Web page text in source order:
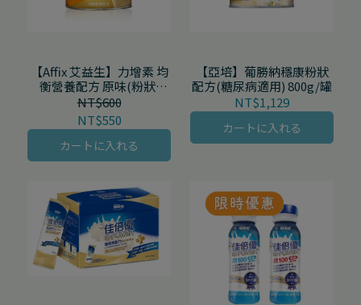
【Affix 艾益生】力增素 均
衡營養配方 原味(粉狀)
850g/罐
NT$550
NT$600
カートに入れる
【亞培】葡勝納穩康粉狀
配方(糖尿病適用) 800g/罐
NT$1,129
カートに入れる